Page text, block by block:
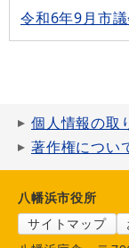
令和6年9月市
個人情報の取
著作権につい
八幡浜市役所
サイトマップ